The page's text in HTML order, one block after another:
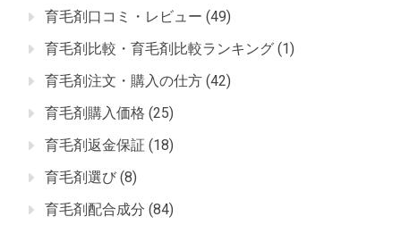
育毛剤口コミ・レビュー (49)
育毛剤比較・育毛剤比較ランキング (1)
育毛剤注文・購入の仕方 (42)
育毛剤購入価格 (25)
育毛剤返金保証 (18)
育毛剤選び (8)
育毛剤配合成分 (84)